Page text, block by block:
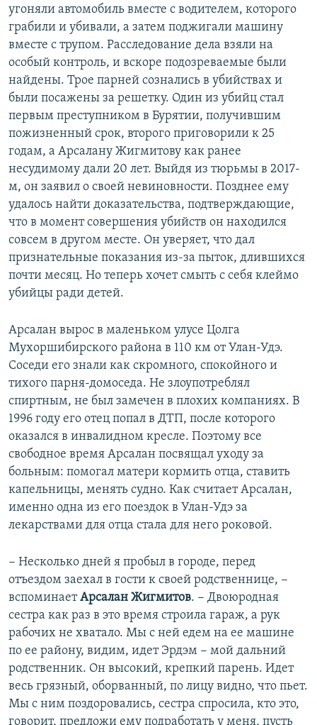
угоняли автомобиль вместе с водителем, которого
грабили и убивали, а затем поджигали машину
вместе с трупом. Расследование дела взяли на
особый контроль, и вскоре подозреваемые были
найдены. Трое парней сознались в убийствах и
были посажены за решетку. Один из убийц стал
первым преступником в Бурятии, получившим
пожизненный срок, второго приговорили к 25
годам, а Арсалану Жигмитову как ранее
несудимому дали 20 лет. Выйдя из тюрьмы в 2017-
м, он заявил о своей невиновности. Позднее ему
удалось найти доказательства, подтверждающие,
что в момент совершения убийств он находился
совсем в другом месте. Он уверяет, что дал
признательные показания из-за пыток, длившихся
почти месяц. Но теперь хочет смыть с себя клеймо
убийцы ради детей.
Арсалан вырос в маленьком улусе Цолга
Мухоршибирского района в 110 км от Улан-Удэ.
Соседи его знали как скромного, спокойного и
тихого парня-домоседа. Не злоупотреблял
спиртным, не был замечен в плохих компаниях. В
1996 году его отец попал в ДТП, после которого
оказался в инвалидном кресле. Поэтому все
свободное время Арсалан посвящал уходу за
больным: помогал матери кормить отца, ставить
капельницы, менять судно. Как считает Арсалан,
именно одна из его поездок в Улан-Удэ за
лекарствами для отца стала для него роковой.
− Несколько дней я пробыл в городе, перед
отъездом заехал в гости к своей родственнице, −
вспоминаетАрсалан Жигмитов. − Двоюродная
сестра как раз в это время строила гараж, а рук
рабочих не хватало. Мы с ней едем на ее машине
по ее району, видим, идет Эрдэм − мой дальний
родственник. Он высокий, крепкий парень. Идет
весь грязный, оборванный, по лицу видно, что пьет.
Мы с ним поздоровались, сестра спросила, кто это,
говорит, предложи ему подработать у меня, пусть